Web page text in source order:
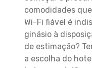
comodidades
Wi-Fi fiável é
ginásio à
de estimação?
a escolha do